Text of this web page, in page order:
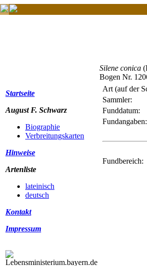
Startseite
August F. Schwarz
Biographie
Verbreitungskarten
Hinweise
Artenliste
lateinisch
deutsch
Kontakt
Impressum
Silene conica
Bogen Nr.
Art (auf der
Sammler:
Funddatum:
Fundangaben:
Fundbereich: